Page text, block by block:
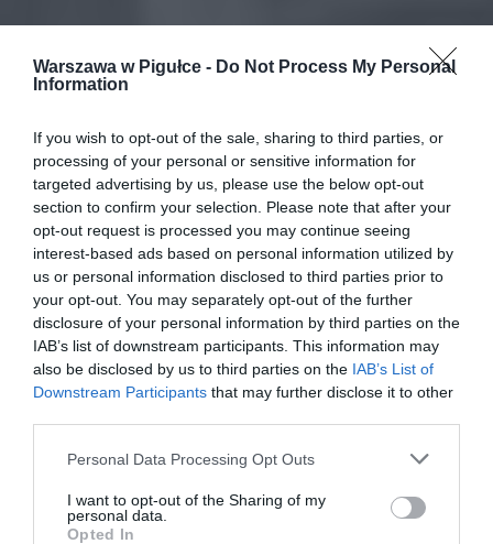
Warszawa w Pigułce - Do Not Process My Personal
Information
If you wish to opt-out of the sale, sharing to third parties, or
processing of your personal or sensitive information for
targeted advertising by us, please use the below opt-out
section to confirm your selection. Please note that after your
opt-out request is processed you may continue seeing
interest-based ads based on personal information utilized by
us or personal information disclosed to third parties prior to
your opt-out. You may separately opt-out of the further
disclosure of your personal information by third parties on the
IAB’s list of downstream participants. This information may
also be disclosed by us to third parties on the IAB’s List of
Downstream Participants that may further disclose it to other
Personal Data Processing Opt Outs
I want to opt-out of the Sharing of my
personal data.
Opted In